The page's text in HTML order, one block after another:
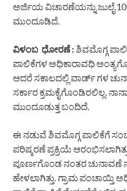
ಅರ್ಜಿಯ ವಿಚಾರಣೆಯನ್ನು ಜುಲೈ 10
ಮುಂದೂಡಿದೆ.
ವಿಳಂಬ ಧೋರಣೆ :ಶಿವಮೊಗ್ಗ
ಪಾಲಿಕೆಗಳ ಅಧಿಕಾರಾವಧಿ
ಆದರೆ ಸಕಾಲದಲ್ಲಿ ವಾರ್ಡ್ ಗಳ
ಸರ್ಕಾರ ಕ್ರಮಕೈಗೊಂಡಿರಲಿಲ್ಲ.
ಮುಂದೂಡುತ್ತ ಬಂದಿದೆ.
ಈ ನಡುವೆ ಶಿವಮೊಗ್ಗ ಪಾಲಿಕೆಗೆ
ಪರಿಷ್ಕರಣೆ ಪ್ರಕ್ರಿಯೆ
ಪೂರ್ಣಗೊಂಡ ನಂತರ
ಹೇಳಲಾಗಿತ್ತು. ಗ್ರಾಮ ಪಂಚಾಯ್ತಿ